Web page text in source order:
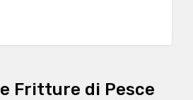
Fritture di Pesce